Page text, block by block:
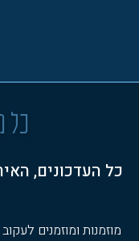
כל
כל העדכונים,
מוזמנות ומוזמנים